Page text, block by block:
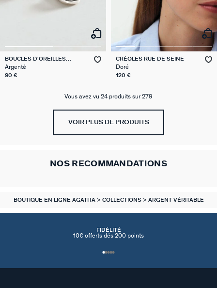
BOUCLES D'OREILLES
PENDANTES TRIJONC
Argenté
90 €
CRÉOLES RUE DE SEINE
Doré
120 €
Vous avez vu 24 produits sur 279
VOIR PLUS DE PRODUITS
NOS RECOMMANDATIONS
BOUTIQUE EN LIGNE AGATHA COLLECTIONS ARGENT VÉRITABLE
FIDÉLITÉ
10€ offerts dés 200 points